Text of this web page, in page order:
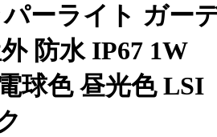
ーライト ガー
防水 IP67 1W
球色 昼光色 LSI